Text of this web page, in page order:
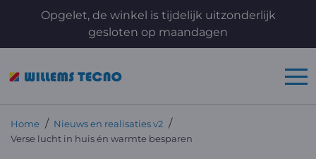
Opgelet, de winkel is tijdelijk uitzonderlijk
gesloten op maandagen
Home / Nieuws en realisaties v2 /
Verse lucht in huis én warmte besparen